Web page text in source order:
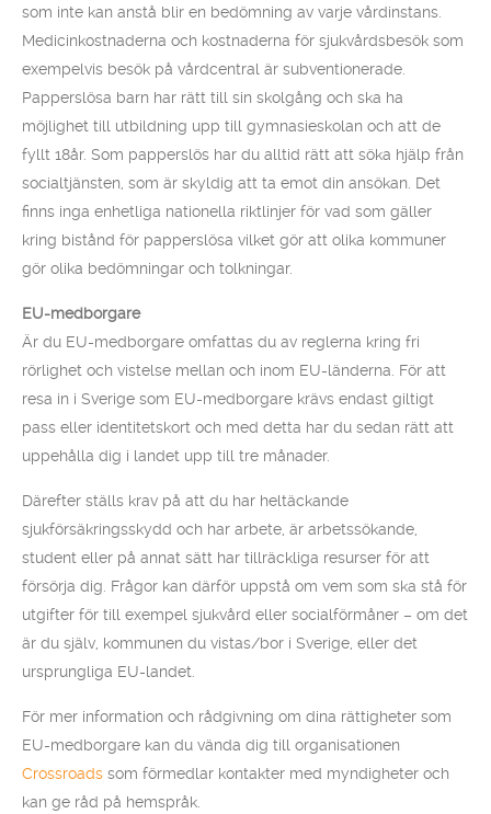
som inte kan anstå blir en bedömning av varje vårdinstans.
Medicinkostnaderna och kostnaderna för sjukvårdsbesök som
exempelvis besök på vårdcentral är subventionerade.
Papperslösa barn har rätt till sin skolgång och ska ha
möjlighet till utbildning upp till gymnasieskolan och att de
fyllt 18år. Som papperslös har du alltid rätt att söka hjälp från
socialtjänsten, som är skyldig att ta emot din ansökan. Det
finns inga enhetliga nationella riktlinjer för vad som gäller
kring bistånd för papperslösa vilket gör att olika kommuner
gör olika bedömningar och tolkningar.
EU-medborgare
Är du EU-medborgare omfattas du av reglerna kring fri
rörlighet och vistelse mellan och inom EU-länderna. För att
resa in i Sverige som EU-medborgare krävs endast giltigt
pass eller identitetskort och med detta har du sedan rätt att
uppehålla dig i landet upp till tre månader.
Därefter ställs krav på att du har heltäckande
sjukförsäkringsskydd och har arbete, är arbetssökande,
student eller på annat sätt har tillräckliga resurser för att
försörja dig. Frågor kan därför uppstå om vem som ska stå för
utgifter för till exempel sjukvård eller socialförmåner – om det
är du själv, kommunen du vistas/bor i Sverige, eller det
ursprungliga EU-landet.
För mer information och rådgivning om dina rättigheter som
EU-medborgare kan du vända dig till organisationen
Crossroads som förmedlar kontakter med myndigheter och
kan ge råd på hemspråk.